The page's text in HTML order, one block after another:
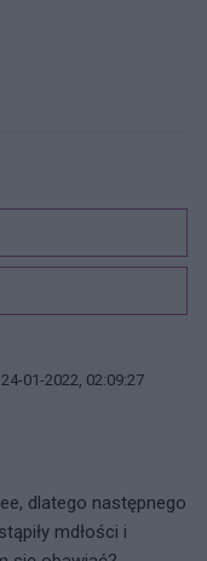
24-01-2022, 02:09:27
dlatego następnego
mdłości i